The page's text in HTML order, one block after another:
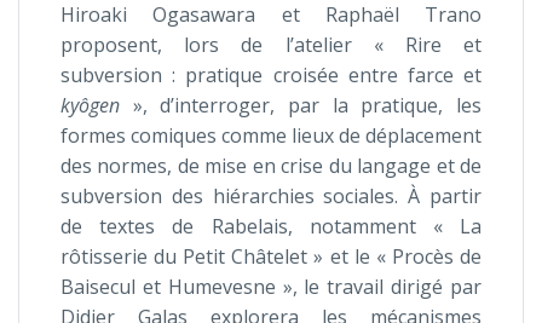
Hiroaki Ogasawara et Raphaël Trano
proposent, lors de l’atelier « Rire et
subversion : pratique croisée entre farce et
kyôgen », d’interroger, par la pratique, les
formes comiques comme lieux de déplacement
des normes, de mise en crise du langage et de
subversion des hiérarchies sociales. À partir
de textes de Rabelais, notamment « La
rôtisserie du Petit Châtelet » et le « Procès de
Baisecul et Humevesne », le travail dirigé par
Didier Galas explorera les mécanismes